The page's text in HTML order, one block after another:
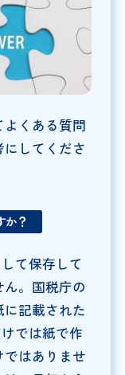
くある質問
してくださ
か？
て保存して
。国税庁の
記載された
では紙で作
はありませ